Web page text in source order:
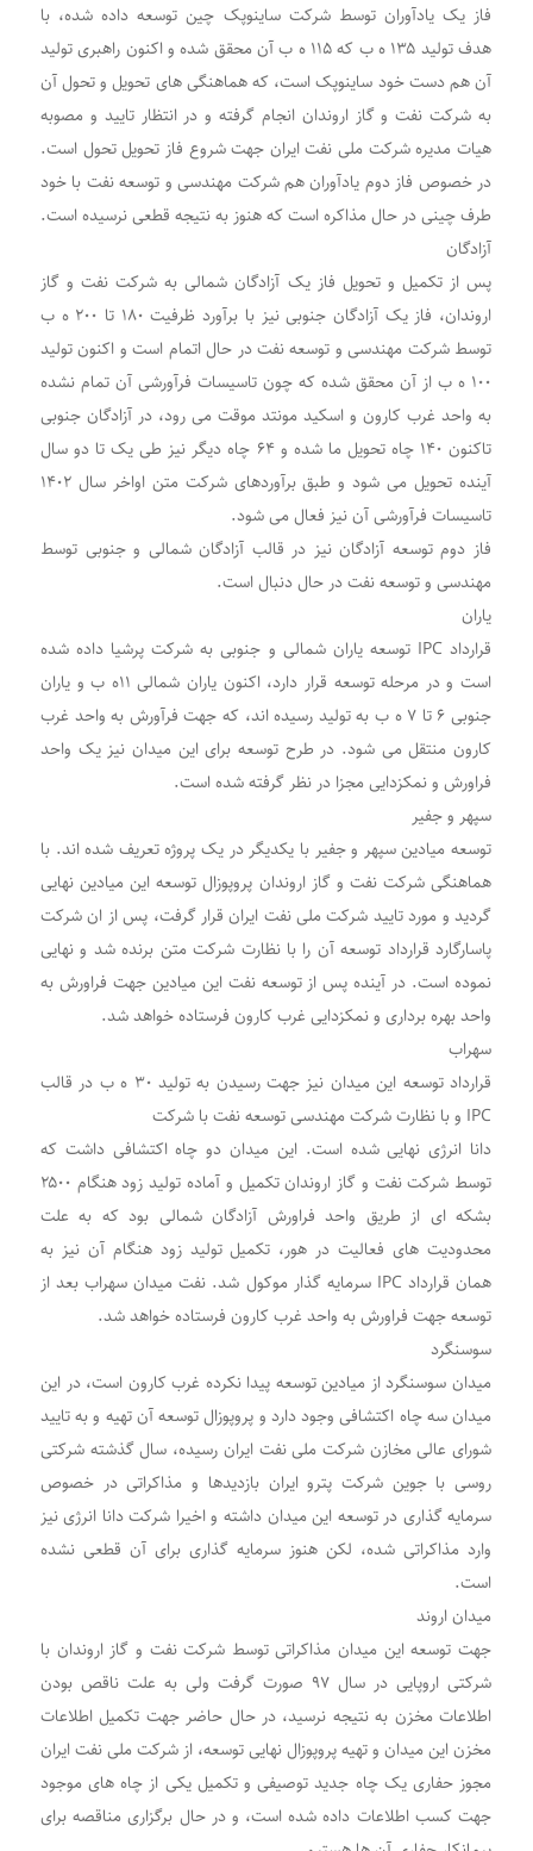
فاز یک یادآوران توسط شرکت ساینوپک چین توسعه داده شده، با
هدف تولید ۱۳۵ ه ب که ۱۱۵ ه ب آن محقق شده و اکنون راهبری تولید
آن هم دست خود ساینوپک است، که هماهنگی های تحویل و تحول آن
به شرکت نفت و گاز اروندان انجام گرفته و در انتظار تایید و مصوبه
هیات مدیره شرکت ملی نفت ایران جهت شروع فاز تحویل تحول است.
در خصوص فاز دوم یادآوران هم شرکت مهندسی و توسعه نفت با خود
طرف چینی در حال مذاکره است که هنوز به نتیجه قطعی نرسیده است.
آزادگان
پس از تکمیل و تحویل فاز یک آزادگان شمالی به شرکت نفت و گاز
اروندان، فاز یک آزادگان جنوبی نیز با برآورد ظرفیت ۱۸۰ تا ۲۰۰ ه ب
توسط شرکت مهندسی و توسعه نفت در حال اتمام است و اکنون تولید
۱۰۰ ه ب از آن محقق شده که چون تاسیسات فرآورشی آن تمام نشده
به واحد غرب کارون و اسکید مونتد موقت می رود، در آزادگان جنوبی
تاکنون ۱۴۰ چاه تحویل ما شده و ۶۴ چاه دیگر نیز طی یک تا دو سال
آینده تحویل می شود و طبق برآوردهای شرکت متن اواخر سال ۱۴۰۲
تاسیسات فرآورشی آن نیز فعال می شود.
فاز دوم توسعه آزادگان نیز در قالب آزادگان شمالی و جنوبی توسط
مهندسی و توسعه نفت در حال دنبال است.
یاران
قرارداد IPC توسعه یاران شمالی و جنوبی به شرکت پرشیا داده شده
است و در مرحله توسعه قرار دارد، اکنون یاران شمالی ۱۱ه ب و یاران
جنوبی ۶ تا ۷ ه ب به تولید رسیده اند، که جهت فرآورش به واحد غرب
کارون منتقل می شود. در طرح توسعه برای این میدان نیز یک واحد
فراورش و نمکزدایی مجزا در نظر گرفته شده است.
سپهر و جفیر
توسعه میادین سپهر و جفیر با یکدیگر در یک پروژه تعریف شده اند. با
هماهنگی شرکت نفت و گاز اروندان پروپوزال توسعه این میادین نهایی
گردید و مورد تایید شرکت ملی نفت ایران قرار گرفت، پس از ان شرکت
پاسارگارد قرارداد توسعه آن را با نظارت شرکت متن برنده شد و نهایی
نموده است. در آینده پس از توسعه نفت این میادین جهت فراورش به
واحد بهره برداری و نمکزدایی غرب کارون فرستاده خواهد شد.
سهراب
قرارداد توسعه این میدان نیز جهت رسیدن به تولید ۳۰ ه ب در قالب
IPC و با نظارت شرکت مهندسی توسعه نفت با شرکت
دانا انرژی نهایی شده است. این میدان دو چاه اکتشافی داشت که
توسط شرکت نفت و گاز اروندان تکمیل و آماده تولید زود هنگام ۲۵۰۰
بشکه ای از طریق واحد فراورش آزادگان شمالی بود که به علت
محدودیت های فعالیت در هور، تکمیل تولید زود هنگام آن نیز به
همان قرارداد IPC سرمایه گذار موکول شد. نفت میدان سهراب بعد از
توسعه جهت فراورش به واحد غرب کارون فرستاده خواهد شد.
سوسنگرد
میدان سوسنگرد از میادین توسعه پیدا نکرده غرب کارون است، در این
میدان سه چاه اکتشافی وجود دارد و پروپوزال توسعه آن تهیه و به تایید
شورای عالی مخازن شرکت ملی نفت ایران رسیده، سال گذشته شرکتی
روسی با جوین شرکت پترو ایران بازدیدها و مذاکراتی در خصوص
سرمایه گذاری در توسعه این میدان داشته و اخیرا شرکت دانا انرژی نیز
وارد مذاکراتی شده، لکن هنوز سرمایه گذاری برای آن قطعی نشده
است.
میدان اروند
جهت توسعه این میدان مذاکراتی توسط شرکت نفت و گاز اروندان با
شرکتی اروپایی در سال ۹۷ صورت گرفت ولی به علت ناقص بودن
اطلاعات مخزن به نتیجه نرسید، در حال حاضر جهت تکمیل اطلاعات
مخزن این میدان و تهیه پروپوزال نهایی توسعه، از شرکت ملی نفت ایران
مجوز حفاری یک چاه جدید توصیفی و تکمیل یکی از چاه های موجود
جهت کسب اطلاعات داده شده است، و در حال برگزاری مناقصه برای